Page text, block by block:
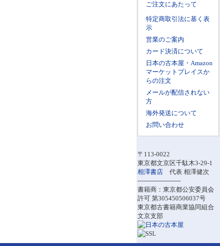
ご注文にあたって
特定商取引法に基く表
示
営業のご案内
カード決済について
日本の古本屋・Amazon
マーケットプレイスか
らの注文
メールが配信されない
方
海外発送について
お問い合わせ
〒113-0022
東京都文京区千駄木3-29-1
相澤書店 代表 相澤健次
----------------------
書籍商：東京都公安委員会
許可 第305450506037号
東京都古書籍商業協同組合
文京支部